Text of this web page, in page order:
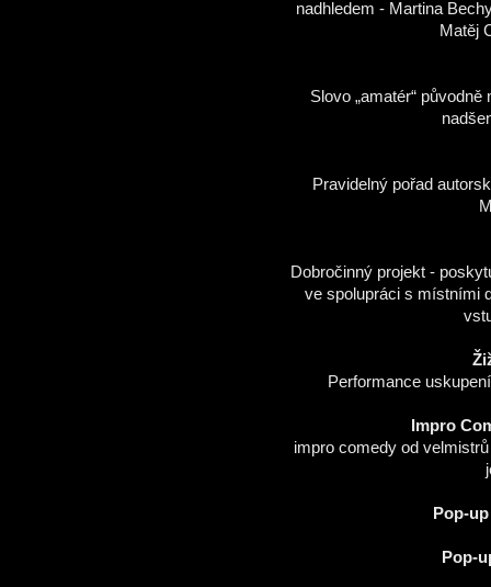
nadhledem - Martina
Matěj
Slovo „amatér“
Pravidelný pořad
Dobročinný projekt -
ve spolupráci s místními
Performance
Impro
impro comedy od
Pop-
Pop-